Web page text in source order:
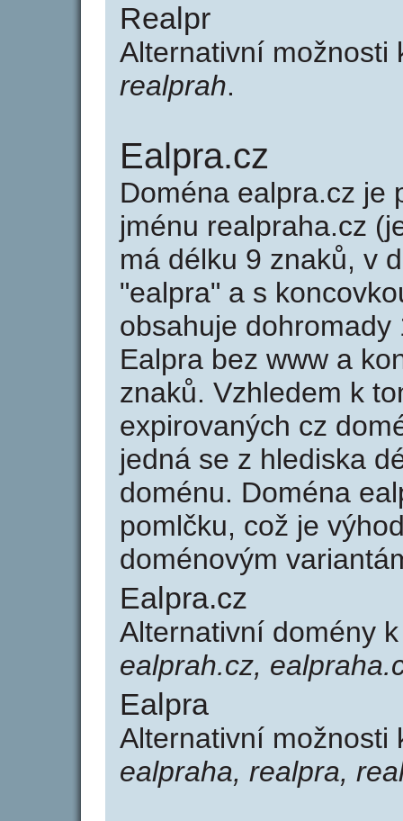
Realpr
Alternativní
realprah.
Ealpra.cz
Doména ealpra.cz je
jménu realpraha.cz
má délku 9 znaků, v
"ealpra" a s
obsahuje
Ealpra bez www a
znaků. Vzhledem k
expirovaných cz
jedná se z hlediska
doménu. Doména
pomlčku, což je
doménovým
Ealpra.cz
Alternativní domény
ealprah.cz,
Ealpra
Alternativní
ealpraha, realpra,